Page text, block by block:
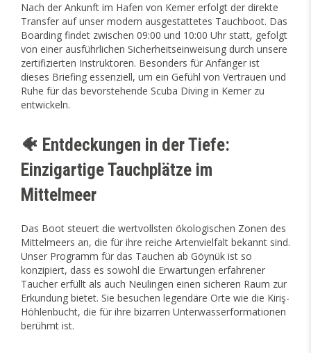
Nach der Ankunft im Hafen von Kemer erfolgt der direkte
Transfer auf unser modern ausgestattetes Tauchboot. Das
Boarding findet zwischen 09:00 und 10:00 Uhr statt, gefolgt
von einer ausführlichen Sicherheitseinweisung durch unsere
zertifizierten Instruktoren. Besonders für Anfänger ist
dieses Briefing essenziell, um ein Gefühl von Vertrauen und
Ruhe für das bevorstehende Scuba Diving in Kemer zu
entwickeln.
🐠 Entdeckungen in der Tiefe:
Einzigartige Tauchplätze im
Mittelmeer
Das Boot steuert die wertvollsten ökologischen Zonen des
Mittelmeers an, die für ihre reiche Artenvielfalt bekannt sind.
Unser Programm für das Tauchen ab Göynük ist so
konzipiert, dass es sowohl die Erwartungen erfahrener
Taucher erfüllt als auch Neulingen einen sicheren Raum zur
Erkundung bietet. Sie besuchen legendäre Orte wie die Kiriş-
Höhlenbucht, die für ihre bizarren Unterwasserformationen
berühmt ist.